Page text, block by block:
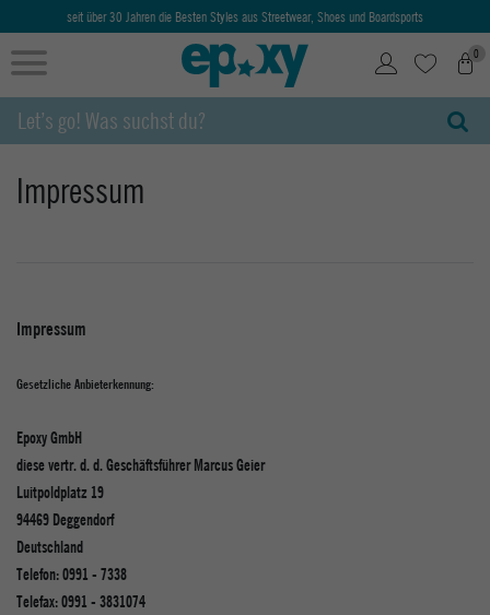
seit über 30 Jahren die Besten Styles aus Streetwear, Shoes und Boardsports
0
Impressum
Impressum
Gesetzliche Anbieterkennung:
Epoxy GmbH
diese vertr. d. d. Geschäftsführer Marcus Geier
Luitpoldplatz 19
94469 Deggendorf
Deutschland
Telefon: 0991 - 7338
Telefax: 0991 - 3831074